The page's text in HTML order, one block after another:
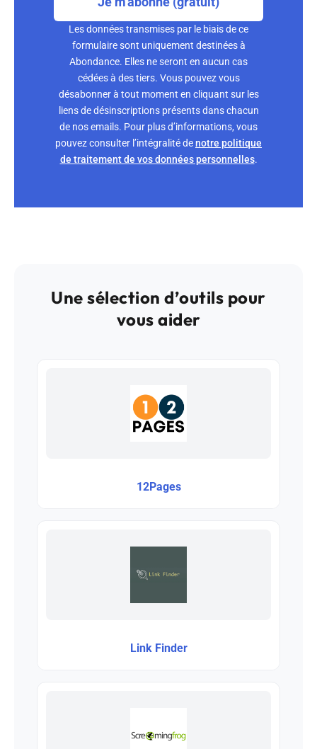
Les données transmises par le biais de ce
formulaire sont uniquement destinées à
Abondance. Elles ne seront en aucun cas
cédées à des tiers. Vous pouvez vous
désabonner à tout moment en cliquant sur les
liens de désinscriptions présents dans chacun
de nos emails. Pour plus d’informations, vous
pouvez consulter l’intégralité denotre politique
de traitement de vos données personnelles.
Une sélection d’outils pour
vous aider
12Pages
Link Finder